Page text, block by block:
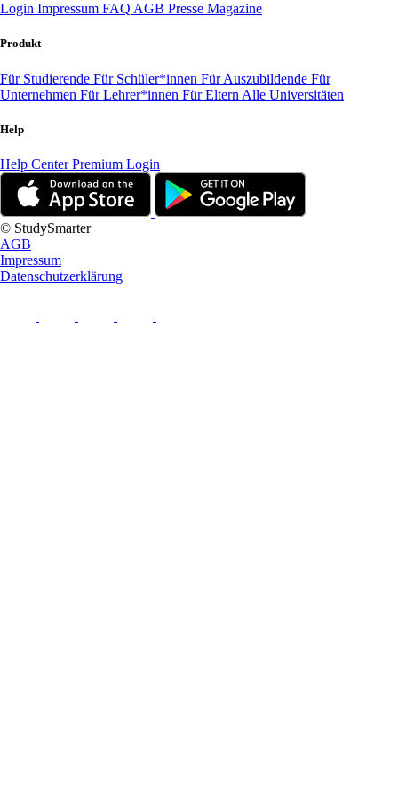
Login Impressum FAQ AGB Presse Magazine
Produkt
Für Studierende Für Schüler*innen Für Auszubildende Für
Unternehmen Für Lehrer*innen Für Eltern Alle Universitäten
Help
Help CenterPremium Login
© StudySmarter
AGB
Impressum
Datenschutzerklärung